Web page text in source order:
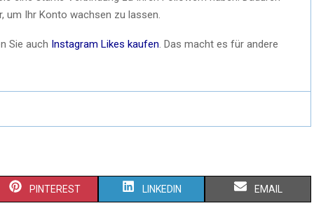
um Ihr Konto wachsen zu lassen.
Sie auch Instagram Likes kaufen . Das macht es für andere
PINTEREST LINKEDIN EMAIL